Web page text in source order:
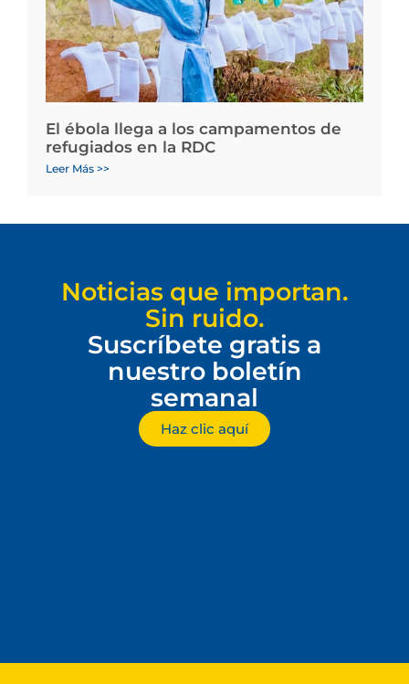
El ébola llega a los campamentos de
refugiados en la RDC
Leer Más >>
Noticias que importan.
Sin ruido.
Suscríbete gratis a
nuestro boletín
semanal
Haz clic aquí